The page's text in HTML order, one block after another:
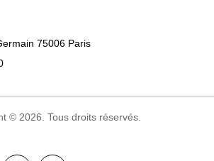
75006 Paris
© 2026. Tous droits réservés.